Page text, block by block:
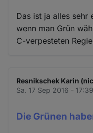
Das ist ja alles sehr
wenn man Grün
C-verpesteten
Resnikschek Karin
Sa. 17 Sep 2016 - 17:39
Die Grünen